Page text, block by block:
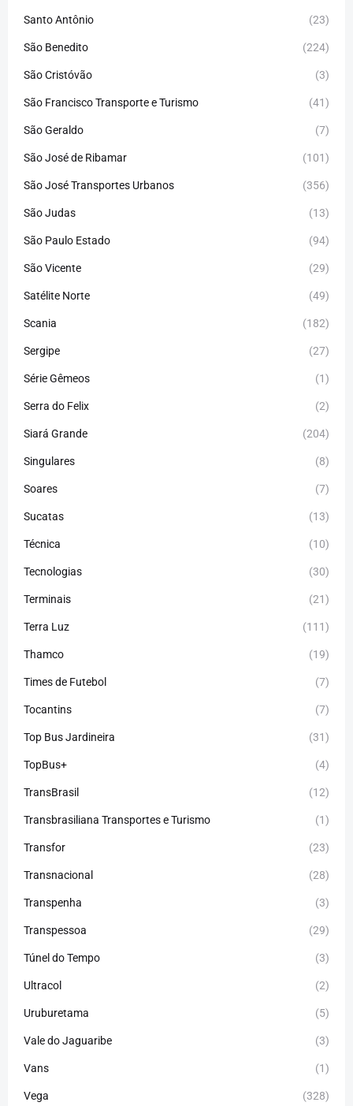
Santo Antônio (23)
São Benedito (224)
São Cristóvão (3)
São Francisco Transporte e Turismo (41)
São Geraldo (7)
São José de Ribamar (101)
São José Transportes Urbanos (356)
São Judas (13)
São Paulo Estado (94)
São Vicente (29)
Satélite Norte (49)
Scania (182)
Sergipe (27)
Série Gêmeos (1)
Serra do Felix (2)
Siará Grande (204)
Singulares (8)
Soares (7)
Sucatas (13)
Técnica (10)
Tecnologias (30)
Terminais (21)
Terra Luz (111)
Thamco (19)
Times de Futebol (7)
Tocantins (7)
Top Bus Jardineira (31)
TopBus+ (4)
TransBrasil (12)
Transbrasiliana Transportes e Turismo (1)
Transfor (23)
Transnacional (28)
Transpenha (3)
Transpessoa (29)
Túnel do Tempo (3)
Ultracol (2)
Uruburetama (5)
Vale do Jaguaribe (3)
Vans (1)
Vega (328)